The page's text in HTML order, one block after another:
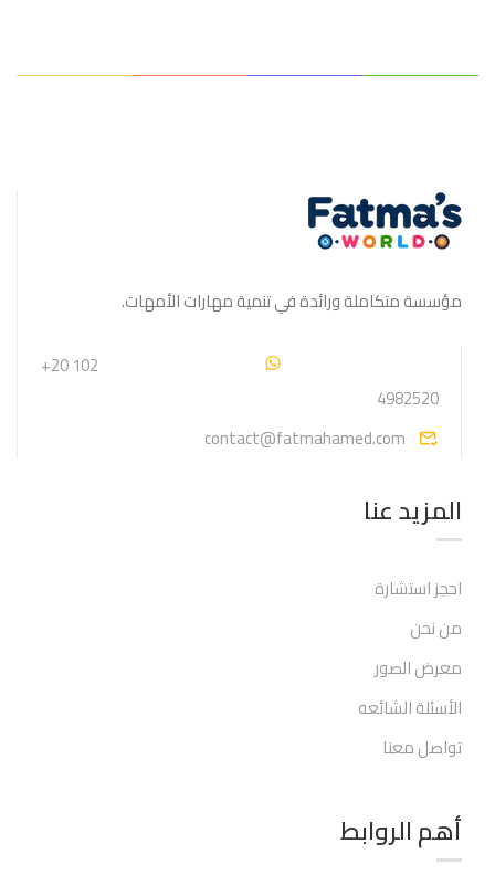
مؤسسة متكاملة ورائدة في تنمية مهارات الأمهات.
+20 102
4982520
contact@fatmahamed.com
المزيد عنا
احجز استشارة
من نحن
معرض الصور
الأسئلة الشائعه
تواصل معنا
أهم الروابط​